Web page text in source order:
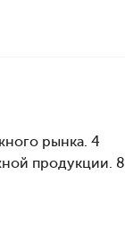
рынка. 4
продукции. 8